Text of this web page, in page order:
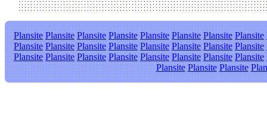
Plansite Plansite Plansite Plansite Plansite Plansite Plansite Plansite
Plansite Plansite Plansite Plansite Plansite Plansite Plansite Plansite
Plansite Plansite Plansite Plansite Plansite Plansite Plansite Plansite
Plansite Plansite Plansite